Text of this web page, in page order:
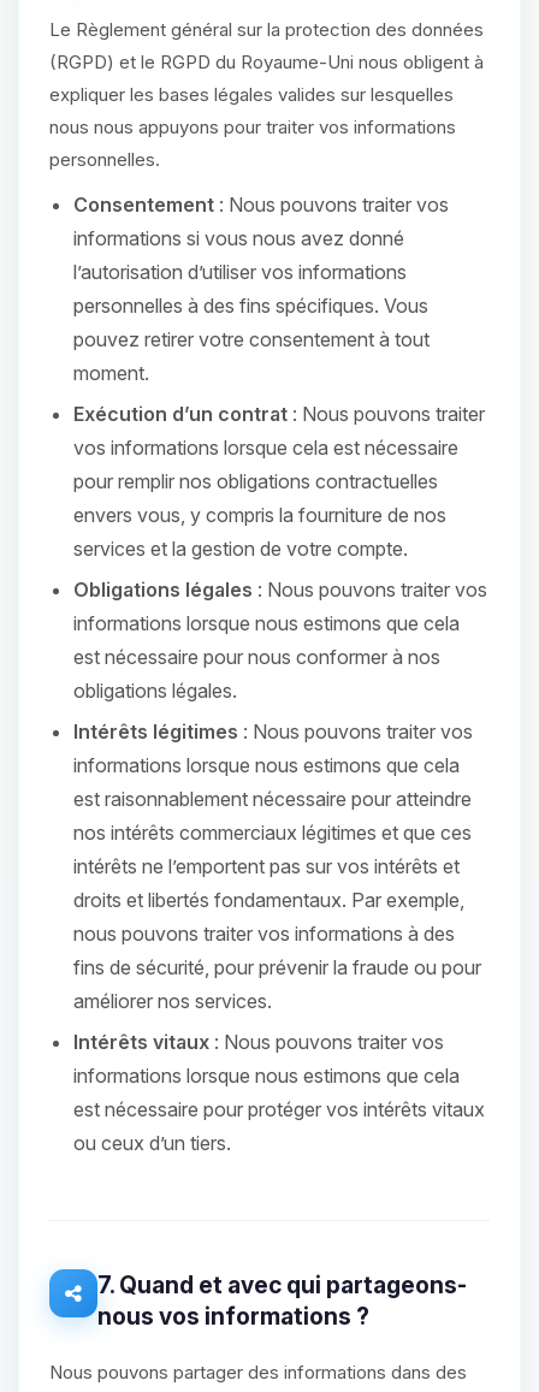
Le Règlement général sur la protection des données
(RGPD) et le RGPD du Royaume-Uni nous obligent à
expliquer les bases légales valides sur lesquelles
nous nous appuyons pour traiter vos informations
personnelles.
Consentement : Nous pouvons traiter vos
informations si vous nous avez donné
l’autorisation d’utiliser vos informations
personnelles à des fins spécifiques. Vous
pouvez retirer votre consentement à tout
moment.
Exécution d’un contrat : Nous pouvons traiter
vos informations lorsque cela est nécessaire
pour remplir nos obligations contractuelles
envers vous, y compris la fourniture de nos
services et la gestion de votre compte.
Obligations légales : Nous pouvons traiter vos
informations lorsque nous estimons que cela
est nécessaire pour nous conformer à nos
obligations légales.
Intérêts légitimes : Nous pouvons traiter vos
informations lorsque nous estimons que cela
est raisonnablement nécessaire pour atteindre
nos intérêts commerciaux légitimes et que ces
intérêts ne l’emportent pas sur vos intérêts et
droits et libertés fondamentaux. Par exemple,
nous pouvons traiter vos informations à des
fins de sécurité, pour prévenir la fraude ou pour
améliorer nos services.
Intérêts vitaux : Nous pouvons traiter vos
informations lorsque nous estimons que cela
est nécessaire pour protéger vos intérêts vitaux
ou ceux d’un tiers.
7. Quand et avec qui partageons-
nous vos informations ?
Nous pouvons partager des informations dans des